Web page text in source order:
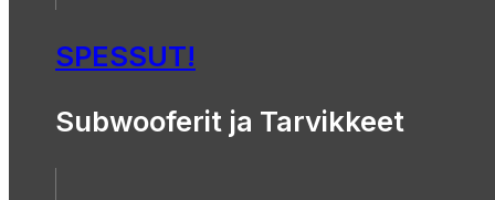
SPESSUT!
Subwooferit ja Tarvikkeet